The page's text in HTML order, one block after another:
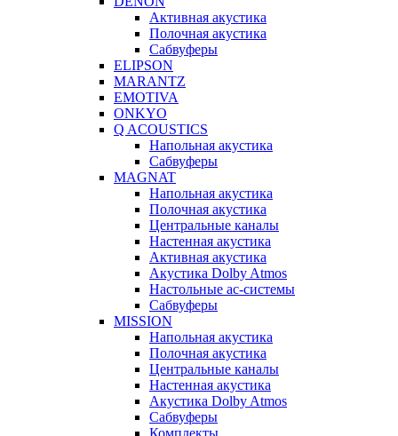
Активная акустика
Полочная акустика
Сабвуферы
ELIPSON
MARANTZ
EMOTIVA
ONKYO
Q ACOUSTICS
Напольная акустика
Сабвуферы
MAGNAT
Напольная акустика
Полочная акустика
Центральные каналы
Настенная акустика
Активная акустика
Акустика Dolby Atmos
Настольные ас-системы
Сабвуферы
MISSION
Напольная акустика
Полочная акустика
Центральные каналы
Настенная акустика
Акустика Dolby Atmos
Сабвуферы
Комплекты